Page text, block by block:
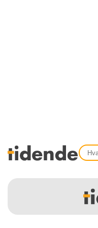
Tidligere utgaver